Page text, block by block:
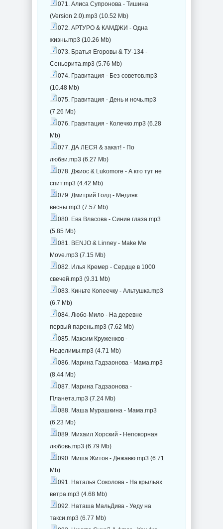
071. Алиса Супронова - Тишина
(Version 2.0).mp3 (10.52 Mb)
072. АРТУРО & КАМДЖИ - Одна
жизнь.mp3 (10.26 Mb)
073. Братья Егоровы & ТУ-134 -
Сеньорита.mp3 (5.76 Mb)
074. Гравитация - Без советов.mp3
(10.48 Mb)
075. Гравитация - День и ночь.mp3
(7.26 Mb)
076. Гравитация - Колечко.mp3 (6.28
Mb)
077. ДА ЛЕСЯ & закат! - По
любви.mp3 (6.27 Mb)
078. Джиос & Lukomore - А кто тут не
спит.mp3 (4.42 Mb)
079. Дмитрий Голд - Медляк
весны.mp3 (7.57 Mb)
080. Ева Власова - Синие глаза.mp3
(5.85 Mb)
081. BENJO & Linney - Make Me
Move.mp3 (7.15 Mb)
082. Илья Кремер - Сердце в 1000
свечей.mp3 (9.31 Mb)
083. Киньте Копеечку - Альтушка.mp3
(6.7 Mb)
084. Любо-Мило - На деревне
первый парень.mp3 (7.62 Mb)
085. Максим Круженков -
Неделимы.mp3 (4.71 Mb)
086. Марина Гадзаонова - Мама.mp3
(8.44 Mb)
087. Марина Гадзаонова -
Планета.mp3 (7.24 Mb)
088. Маша Мурашкина - Мама.mp3
(6.23 Mb)
089. Михаил Хорский - Непокорная
любовь.mp3 (6.79 Mb)
090. Миша Житов - Дежавю.mp3 (6.71
Mb)
091. Наталья Соколова - На крыльях
ветра.mp3 (4.68 Mb)
092. Наташа МальДива - Уеду на
такси.mp3 (6.77 Mb)